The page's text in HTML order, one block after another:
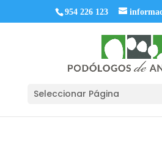
954 226 123
Seleccionar Página